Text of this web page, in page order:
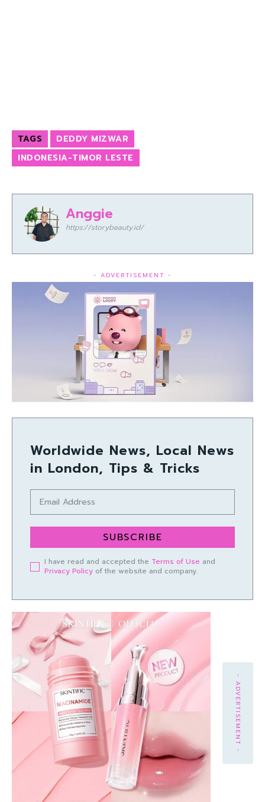
TAGS
DEDDY MIZWAR
INDONESIA-TIMOR LESTE
Anggie
https://storybeauty.id/
- ADVERTISEMENT -
Worldwide News, Local News
in London, Tips & Tricks
SUBSCRIBE
I have read and accepted the Terms of Use and
Privacy Policy of the website and company.
- ADVERTISEMENT -